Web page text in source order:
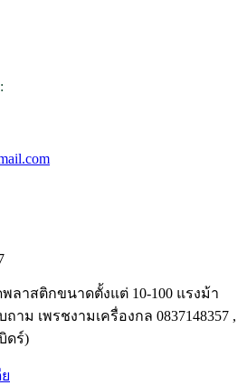
ลาสติกขนาดตั้งแต่ 10-100 แรงม้า
าม เพรชงามเครื่องกล 0837148357 ,
ดร์)